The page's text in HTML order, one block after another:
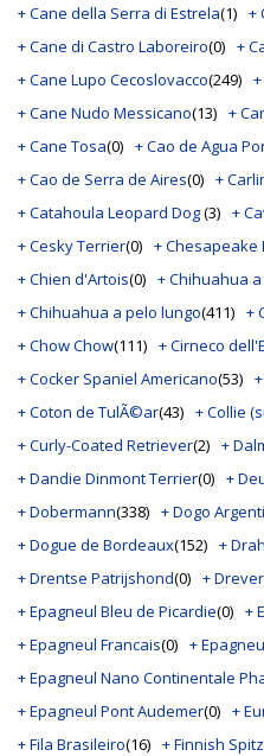
+ Cane della Serra di Estrela(1) +
+ Cane di Castro Laboreiro(0) +
+ Cane Lupo Cecoslovacco(249)
+ Cane Nudo Messicano(13) +
+ Cane Tosa(0) + Cao de Agua
+ Cao de Serra de Aires(0) +
+ Catahoula Leopard Dog(3) +
+ Cesky Terrier(0) + Chesapeake
+ Chien d'Artois(0) + Chihuahua
+ Chihuahua a pelo lungo(411) +
+ Chow Chow(111) + Cirneco
+ Cocker Spaniel Americano(53)
+ Coton de TulÃ©ar(43) + Collie
+ Curly-Coated Retriever(2) +
+ Dandie Dinmont Terrier(0) +
+ Dobermann(338) + Dogo
+ Dogue de Bordeaux(152) +
+ Drentse Patrijshond(0) + Drever
+ Epagneul Bleu de Picardie(0) +
+ Epagneul Francais(0) +
+ Epagneul Nano Continentale
+ Epagneul Pont Audemer(0) +
+ Fila Brasileiro(16) + Finnish Spitz